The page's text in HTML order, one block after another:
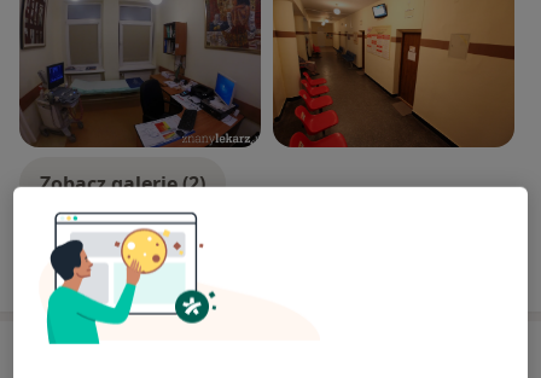
Zobacz galerię (2)
Aktualności